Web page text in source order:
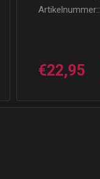
Artikelnummer::
€22,95